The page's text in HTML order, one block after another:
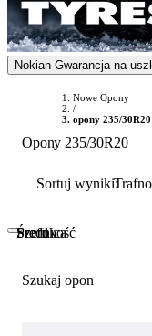
Nokian Gwarancja na
Nowe Opony
/
opony 235/30R20
Opony 235/30R20
Sortuj wyniki:
Szukaj opon
Szerokość
Profil
Średnica